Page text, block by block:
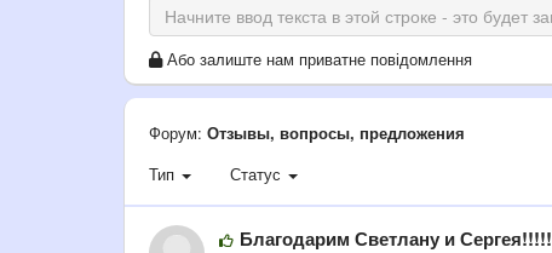
Або залиште нам приватне повідомлення
Форум: Отзывы, вопросы, предложения
Тип
Статус
Благодарим Светлану и Сергея!!!!!